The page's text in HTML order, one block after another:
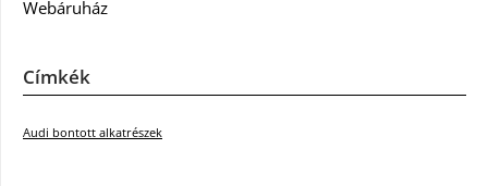
Webáruház
Címkék
Audi bontott alkatrészek